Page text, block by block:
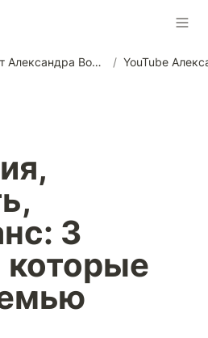
Сайт Александра Волчека /
3